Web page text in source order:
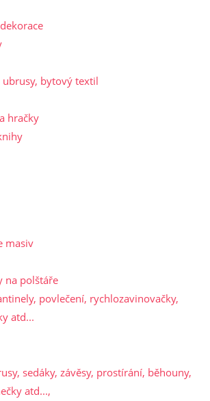
ubrusy, bytový textil
hračky
masiv
na polštáře
povlečení, rychlozavinovačky,
atd...
sedáky, závěsy, prostírání, běhouny,
atd...,